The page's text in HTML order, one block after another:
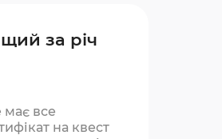
за річ
все
на квест